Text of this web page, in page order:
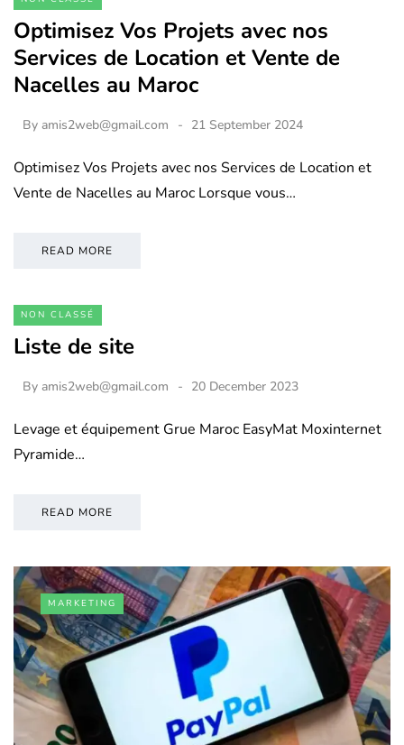
Optimisez Vos Projets avec nos
Services de Location et Vente de
Nacelles au Maroc
By amis2web@gmail.com 21 September 2024
Optimisez Vos Projets avec nos Services de Location et
Vente de Nacelles au Maroc Lorsque vous…
READ MORE
NON CLASSÉ
Liste de site
By amis2web@gmail.com 20 December 2023
Levage et équipement Grue Maroc EasyMat Moxinternet
Pyramide…
READ MORE
MARKETING